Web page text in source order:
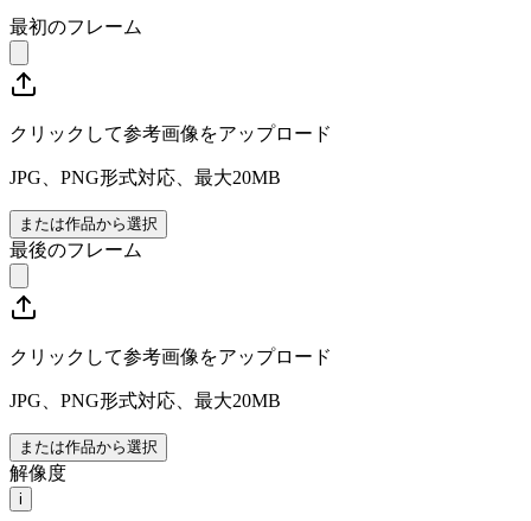
最初のフレーム
クリックして参考画像をアップロード
JPG、PNG形式対応、最大20MB
または作品から選択
最後のフレーム
クリックして参考画像をアップロード
JPG、PNG形式対応、最大20MB
または作品から選択
解像度
i